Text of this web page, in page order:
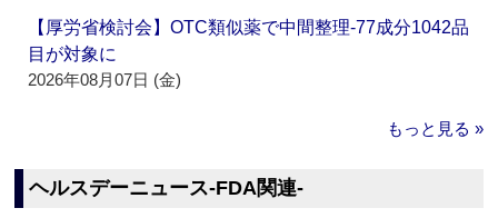
【厚労省検討会】OTC類似薬で中間整理‐77成分1042品
目が対象に
2026年08月07日 (金)
もっと見る »
ヘルスデーニュース‐FDA関連‐